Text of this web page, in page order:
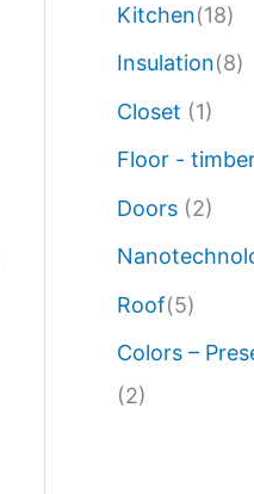
Kitchen(18)
Insulation(8)
Closet (1)
Floor -
Doors(2)
Roof(5)
Colors –
(2)